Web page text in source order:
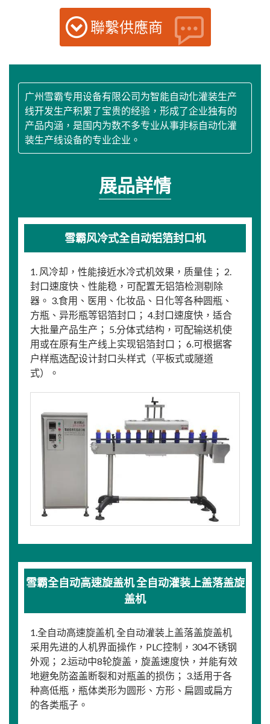
聯繫供應商
广州雪霸专用设备有限公司为智能自动化灌装生产
线开发生产积累了宝贵的经验，形成了企业独有的
产品内涵，是国内为数不多专业从事非标自动化灌
装生产线设备的专业企业。
展品詳情
雪霸风冷式全自动铝箔封口机
1. 风冷却，性能接近水冷式机效果，质量佳； 2.
封口速度快、性能稳，可配置无铝箔检测剔除
器。 3.食用、医用、化妆品、日化等各种圆瓶、
方瓶、异形瓶等铝箔封口； 4.封口速度快，适合
大批量产品生产； 5.分体式结构，可配输送机使
用或在原有生产线上实现铝箔封口； 6.可根据客
户样瓶选配设计封口头样式（平板式或隧道
式）。
雪霸全自动高速旋盖机 全自动灌装上盖落盖旋
盖机
1.全自动高速旋盖机 全自动灌装上盖落盖旋盖机
采用先进的人机界面操作，PLC控制，304不锈钢
外观； 2.运动中8轮旋盖，旋盖速度快，并能有效
地避免防盗盖断裂和对瓶盖的损伤； 3.适用于各
种高低瓶，瓶体类形为圆形、方形、扁圆或扁方
的各类瓶子。